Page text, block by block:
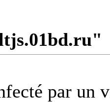
par un